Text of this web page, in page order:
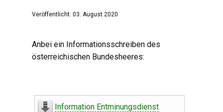
Veröffentlicht: 03. August 2020
Anbei ein Informationsschreiben des
österreichischen Bundesheeres:
Information Entminungsdienst